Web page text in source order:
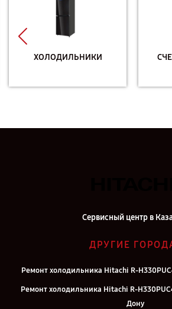
ХОЛОДИЛЬНИКИ
Сервисный центр в
ДРУГИЕ
Ремонт холодильника Hitachi R-
Ремонт холодильника Hitachi R-
Дону